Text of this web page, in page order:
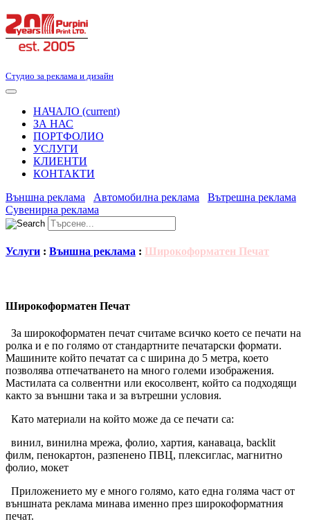
Студио за реклама и дизайн
НАЧАЛО (current)
ЗА НАС
ПОРТФОЛИО
УСЛУГИ
КЛИЕНТИ
КОНТАКТИ
Външна реклама
Автомобилна реклама
Вътрешна реклама
Сувенирна реклама
Услуги : Външна реклама : Широкоформатен Печат
Широкоформатен Печат
За широкоформатен печат считаме всичко което се печати на
ролка и е по голямо от стандартните печатарски формати.
Машините който печатат са с ширина до 5 метра, което
позволява отпечатването на много големи изображения.
Мастилата са солвентни или екосолвент, който са подходящи
както за външни така и за вътрешни условия.
Като материали на който може да се печати са:
винил, винилна мрежа, фолио, хартия, канаваца, backlit
филм, пенокартон, разпенено ПВЦ, плексиглас, магнитно
фолио, мокет
Приложението му е много голямо, като една голяма част от
външната реклама минава именно през широкоформатния
печат.